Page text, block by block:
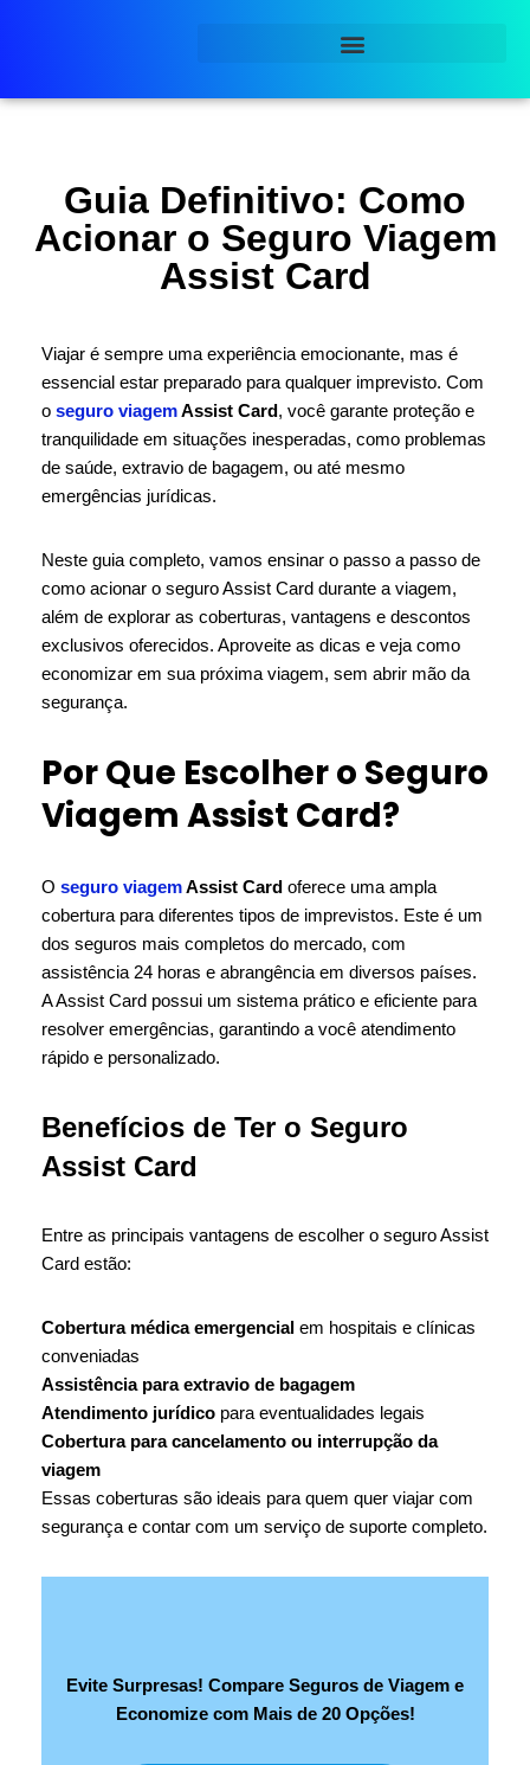
Guia Definitivo: Como
Acionar o Seguro Viagem
Assist Card
Viajar é sempre uma experiência emocionante, mas é
essencial estar preparado para qualquer imprevisto. Com
o seguro viagemAssist Card, você garante proteção e
tranquilidade em situações inesperadas, como problemas
de saúde, extravio de bagagem, ou até mesmo
emergências jurídicas.
Neste guia completo, vamos ensinar o passo a passo de
como acionar o seguro Assist Card durante a viagem,
além de explorar as coberturas, vantagens e descontos
exclusivos oferecidos. Aproveite as dicas e veja como
economizar em sua próxima viagem, sem abrir mão da
segurança.
Por Que Escolher o Seguro
Viagem Assist Card?
O seguro viagemAssist Card oferece uma ampla
cobertura para diferentes tipos de imprevistos. Este é um
dos seguros mais completos do mercado, com
assistência 24 horas e abrangência em diversos países.
A Assist Card possui um sistema prático e eficiente para
resolver emergências, garantindo a você atendimento
rápido e personalizado.
Benefícios de Ter o Seguro
Assist Card
Entre as principais vantagens de escolher o seguro Assist
Card estão:
Cobertura médica emergencial em hospitais e clínicas
conveniadas
Assistência para extravio de bagagem
Atendimento jurídico para eventualidades legais
Cobertura para cancelamento ou interrupção da
viagem
Essas coberturas são ideais para quem quer viajar com
segurança e contar com um serviço de suporte completo.
Evite Surpresas! Compare Seguros de Viagem e
Economize com Mais de 20 Opções!